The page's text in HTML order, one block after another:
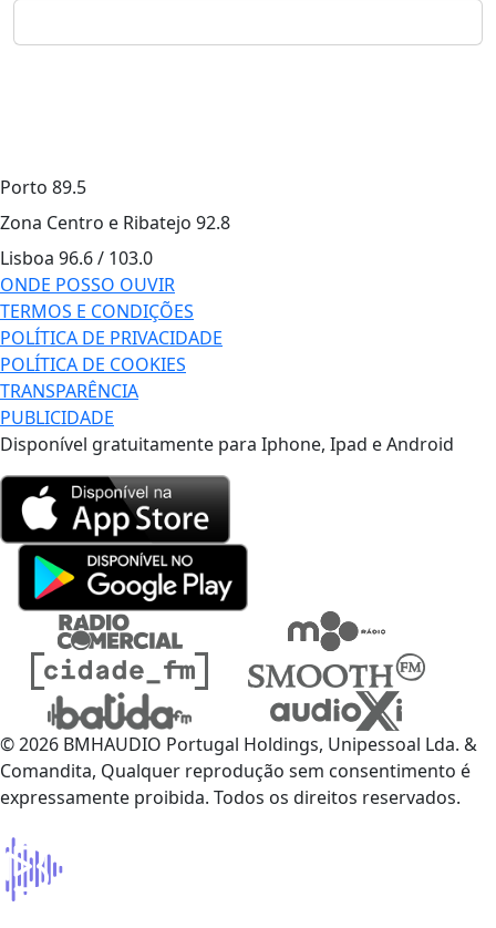
Porto 89.5
Zona Centro e Ribatejo 92.8
Lisboa 96.6 / 103.0
ONDE POSSO OUVIR
TERMOS E CONDIÇÕES
POLÍTICA DE PRIVACIDADE
POLÍTICA DE COOKIES
TRANSPARÊNCIA
PUBLICIDADE
Disponível gratuitamente para Iphone, Ipad e Android
© 2026 BMHAUDIO Portugal Holdings, Unipessoal Lda. &
Comandita, Qualquer reprodução sem consentimento é
expressamente proibida. Todos os direitos reservados.